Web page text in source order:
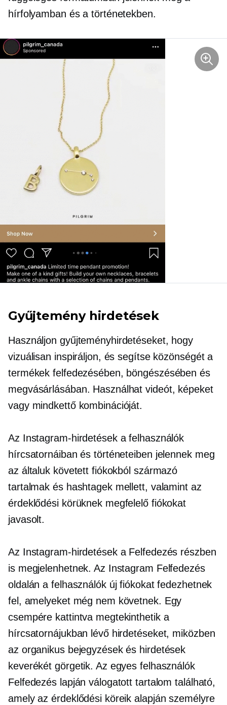
hírfolyamban és a történetekben.
Gyűjtemény hirdetések
Használjon gyűjteményhirdetéseket, hogy
vizuálisan inspiráljon, és segítse közönségét a
termékek felfedezésében, böngészésében és
megvásárlásában. Használhat videót, képeket
vagy mindkettő kombinációját.
Az Instagram-hirdetések a felhasználók
hírcsatornáiban és történeteiben jelennek meg
az általuk követett fiókokból származó
tartalmak és hashtagek mellett, valamint az
érdeklődési körüknek megfelelő fiókokat
javasolt.
Az Instagram-hirdetések a Felfedezés részben
is megjelenhetnek. Az Instagram Felfedezés
oldalán a felhasználók új fiókokat fedezhetnek
fel, amelyeket még nem követnek. Egy
csempére kattintva megtekinthetik a
hírcsatornájukban lévő hirdetéseket, miközben
az organikus bejegyzések és hirdetések
keverékét görgetik. Az egyes felhasználók
Felfedezés lapján válogatott tartalom található,
amely az érdeklődési köreik alapján személyre